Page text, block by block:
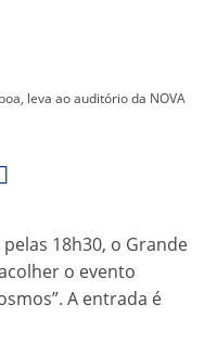
leva ao auditório da NOVA
18h30, o Grande
o evento
A entrada é